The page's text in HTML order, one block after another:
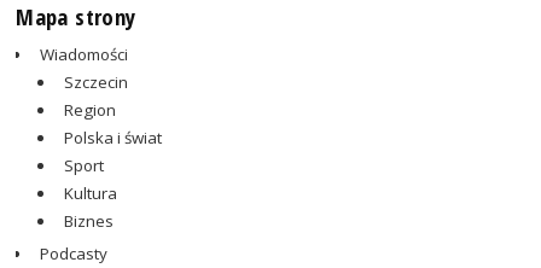
Mapa strony
Wiadomości
Szczecin
Region
Polska i świat
Sport
Kultura
Biznes
Podcasty